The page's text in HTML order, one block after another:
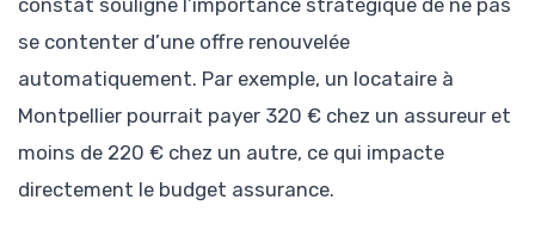
constat souligne l’importance stratégique de ne pas
se contenter d’une offre renouvelée
automatiquement. Par exemple, un locataire à
Montpellier pourrait payer 320 € chez un assureur et
moins de 220 € chez un autre, ce qui impacte
directement le budget assurance.